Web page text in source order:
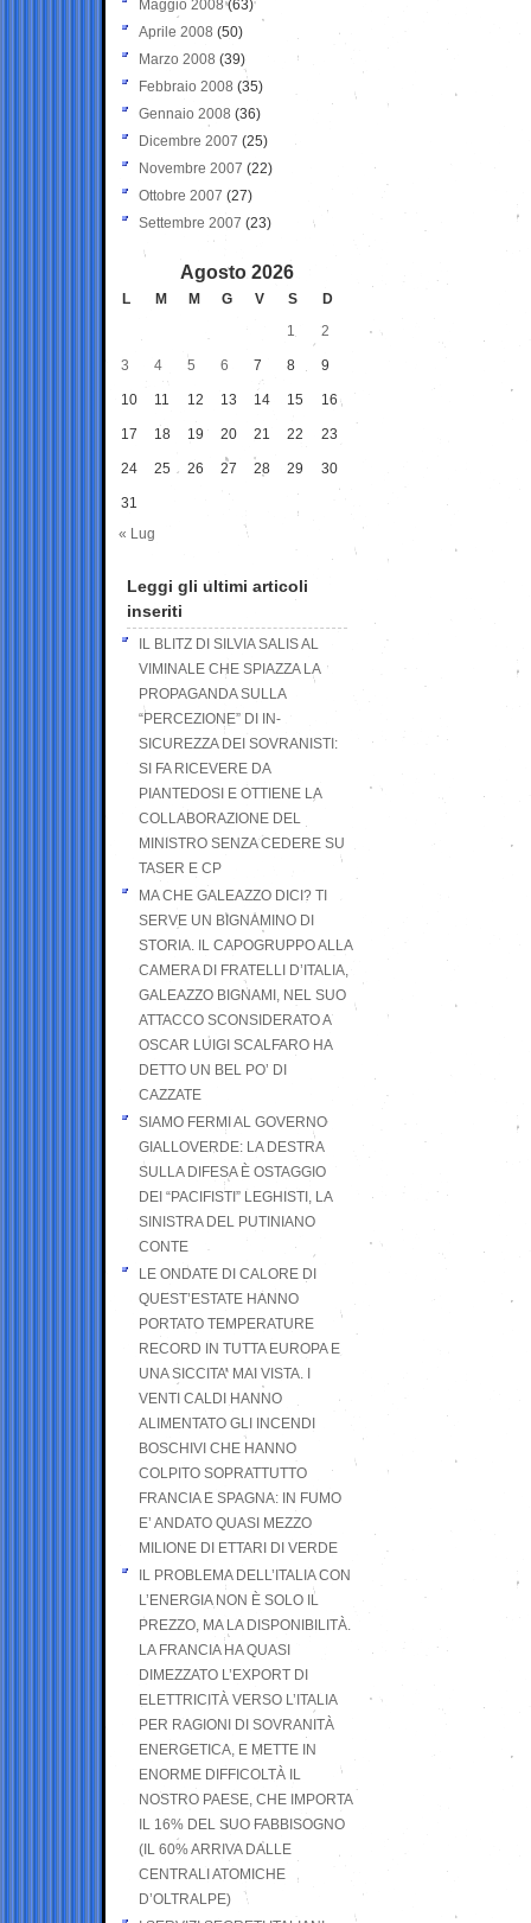
Maggio 2008(63)
Aprile 2008 (50)
Marzo 2008 (39)
Febbraio 2008 (35)
Gennaio 2008 (36)
Dicembre 2007 (25)
Novembre 2007 (22)
Ottobre 2007 (27)
Settembre 2007 (23)
Agosto 2026
L M M G V S
D
1
2
3 4 5 6 7 8 9
10 11 12 13 14 15 16
17 18 19 20 21 22 23
24 25 26 27 28 29 30
31
« Lug
Leggi gli ultimi articoli
inseriti
IL BLITZ DI SILVIA SALIS AL
VIMINALE CHE SPIAZZA LA
PROPAGANDA SULLA
“PERCEZIONE” DI IN-
SICUREZZA DEI SOVRANISTI:
SI FA RICEVERE DA
PIANTEDOSI E OTTIENE LA
COLLABORAZIONE DEL
MINISTRO SENZA CEDERE SU
TASER E CP
MA CHE GALEAZZO DICI? TI
SERVE UN BIGNAMINO DI
STORIA. IL CAPOGRUPPO ALLA
CAMERA DI FRATELLI D’ITALIA,
GALEAZZO BIGNAMI, NEL SUO
ATTACCO SCONSIDERATO A
OSCAR LUIGI SCALFARO HA
DETTO UN BEL PO’ DI
CAZZATE
SIAMO FERMI AL GOVERNO
GIALLOVERDE: LA DESTRA
SULLA DIFESA È OSTAGGIO
DEI “PACIFISTI” LEGHISTI, LA
SINISTRA DEL PUTINIANO
CONTE
LE ONDATE DI CALORE DI
QUEST’ESTATE HANNO
PORTATO TEMPERATURE
RECORD IN TUTTA EUROPA E
UNA SICCITA’ MAI VISTA. I
VENTI CALDI HANNO
ALIMENTATO GLI INCENDI
BOSCHIVI CHE HANNO
COLPITO SOPRATTUTTO
FRANCIA E SPAGNA: IN FUMO
E’ ANDATO QUASI MEZZO
MILIONE DI ETTARI DI VERDE
IL PROBLEMA DELL’ITALIA CON
L’ENERGIA NON È SOLO IL
PREZZO, MA LA DISPONIBILITÀ.
LA FRANCIA HA QUASI
DIMEZZATO L’EXPORT DI
ELETTRICITÀ VERSO L’ITALIA
PER RAGIONI DI SOVRANITÀ
ENERGETICA, E METTE IN
ENORME DIFFICOLTÀ IL
NOSTRO PAESE, CHE IMPORTA
IL 16% DEL SUO FABBISOGNO
(IL 60% ARRIVA DALLE
CENTRALI ATOMICHE
D’OLTRALPE)